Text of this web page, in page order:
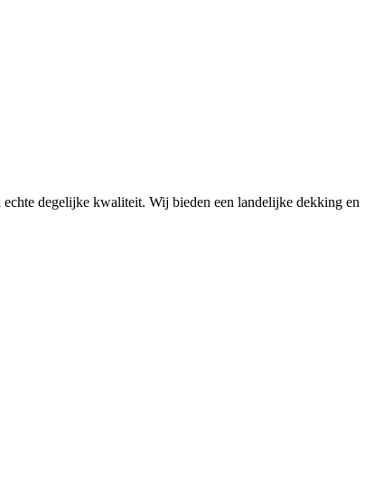
degelijke kwaliteit. Wij bieden een landelijke dekking en